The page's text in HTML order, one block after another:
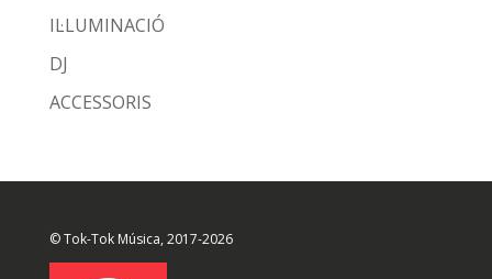
IL·LUMINACIÓ
DJ
ACCESSORIS
© Tok-Tok Música, 2017-2026